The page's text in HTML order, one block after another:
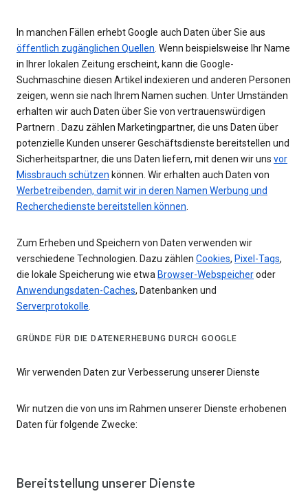
In manchen Fällen erhebt Google auch Daten über Sie aus
öffentlich zugänglichen Quellen. Wenn beispielsweise Ihr Name
in Ihrer lokalen Zeitung erscheint, kann die Google-
Suchmaschine diesen Artikel indexieren und anderen Personen
zeigen, wenn sie nach Ihrem Namen suchen. Unter Umständen
erhalten wir auch Daten über Sie von vertrauenswürdigen
Partnern . Dazu zählen Marketingpartner, die uns Daten über
potenzielle Kunden unserer Geschäftsdienste bereitstellen und
Sicherheitspartner, die uns Daten liefern, mit denen wir uns vor
Missbrauch schützen können. Wir erhalten auch Daten von
Werbetreibenden, damit wir in deren Namen Werbung und
Recherchedienste bereitstellen können.
Zum Erheben und Speichern von Daten verwenden wir
verschiedene Technologien. Dazu zählen Cookies, Pixel-Tags,
die lokale Speicherung wie etwa Browser-Webspeicheroder
Anwendungsdaten-Caches, Datenbanken und
Serverprotokolle.
GRÜNDE FÜR DIE DATENERHEBUNG DURCH GOOGLE
Wir verwenden Daten zur Verbesserung unserer Dienste
Wir nutzen die von uns im Rahmen unserer Dienste erhobenen
Daten für folgende Zwecke:
Bereitstellung unserer Dienste